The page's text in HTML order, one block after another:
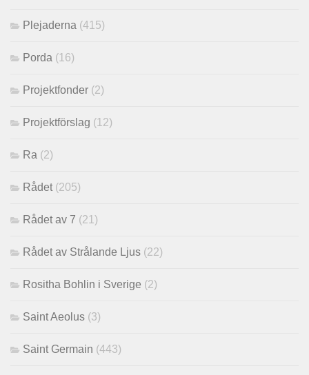
Plejaderna (415)
Porda (16)
Projektfonder (2)
Projektförslag (12)
Ra (2)
Rådet (205)
Rådet av 7 (21)
Rådet av Strålande Ljus (22)
Rositha Bohlin i Sverige (2)
Saint Aeolus (3)
Saint Germain (443)